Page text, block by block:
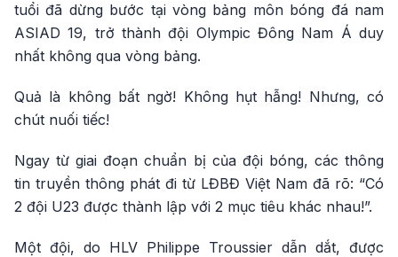
tuổi đã dừng bước tại vòng bảng môn bóng đá nam
ASIAD 19, trở thành đội Olympic Đông Nam Á duy
nhất không qua vòng bảng.
Quả là không bất ngờ! Không hụt hẫng! Nhưng, có
chút nuối tiếc!
Ngay từ giai đoạn chuẩn bị của đội bóng, các thông
tin truyền thông phát đi từ LĐBĐ Việt Nam đã rõ: “Có
2 đội U23 được thành lập với 2 mục tiêu khác nhau!”.
Một đội, do HLV Philippe Troussier dẫn dắt, được